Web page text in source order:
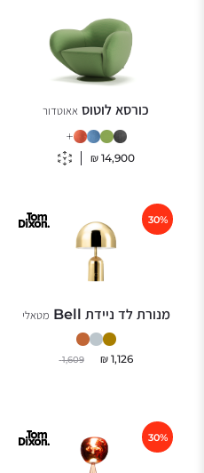
כורסא לוטוס אאוטדור
14,900
₪
+
מנורת לד ניידת Bell מטאלי
30%
1,126
₪
1,609
30%